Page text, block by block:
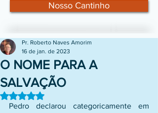
Nosso Cantinho
O NOME PARA A
SALVAÇÃO
Pr. Roberto Naves Amorim
16 de jan. de 2023
Avaliado com NaN de 5 estrelas.
Pedro declarou categoricamente em